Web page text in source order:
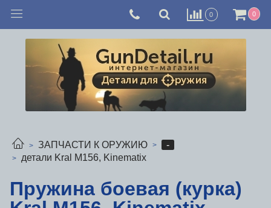
0 0
ЗАПЧАСТИ К ОРУЖИЮ
-
детали Kral М156, Kinematix
Пружина боевая (курка)